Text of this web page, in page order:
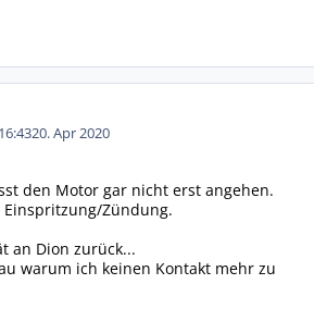
20. Apr 2020
den Motor gar nicht erst angehen.
Zündung.
an Dion zurück...
warum ich keinen Kontakt mehr zu